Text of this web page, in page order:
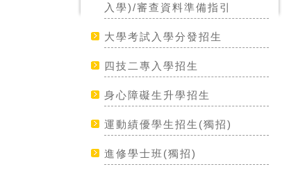
入學)/審查資料準備指引
大學考試入學分發招生
四技二專入學招生
身心障礙生升學招生
運動績優學生招生(獨招)
進修學士班(獨招)